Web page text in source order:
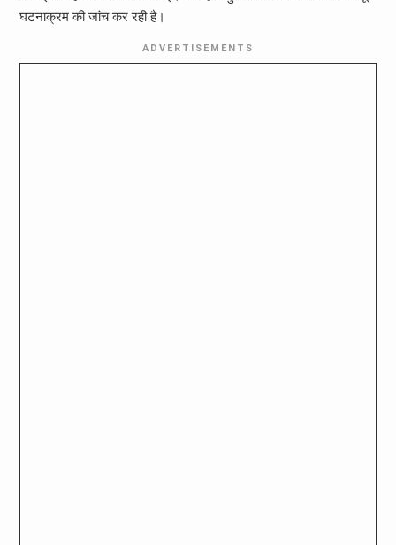
घटनाक्रम की जांच कर रही है।
ADVERTISEMENTS